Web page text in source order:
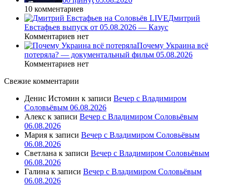
10 комментариев
Дмитрий
Евстафьев выпуск от 05.08.2026 — Казус
Комментариев нет
Почему Украина всё
потеряла? — документальный фильм 05.08.2026
Комментариев нет
Свежие комментарии
Денис Истомин к записи Вечер с Владимиром
Соловьёвым 06.08.2026
Алекс к записи Вечер с Владимиром Соловьёвым
06.08.2026
Мария к записи Вечер с Владимиром Соловьёвым
06.08.2026
Светлана к записи Вечер с Владимиром Соловьёвым
06.08.2026
Галина к записи Вечер с Владимиром Соловьёвым
06.08.2026